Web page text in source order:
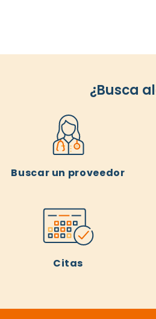
¿Busca
Buscar un proveedor
Citas